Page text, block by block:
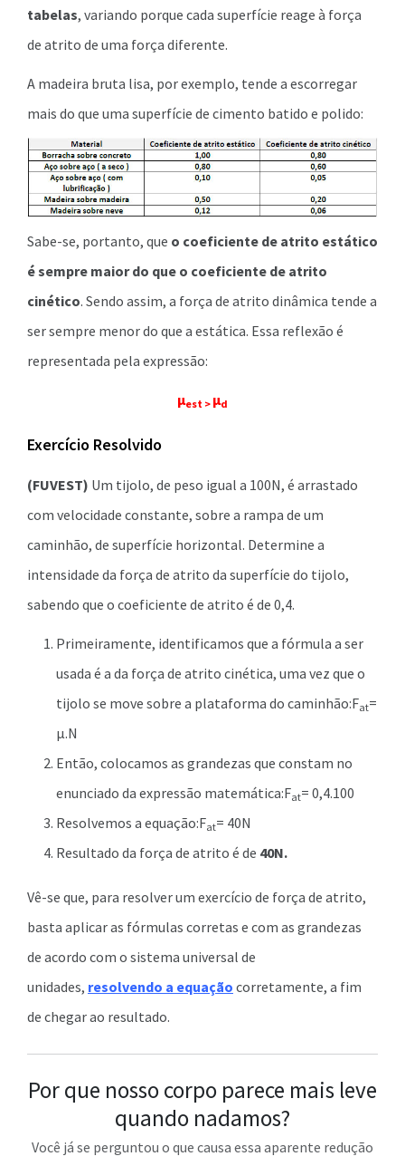
tabelas, variando porque cada superfície reage à força
de atrito de uma força diferente.
A madeira bruta lisa, por exemplo, tende a escorregar
mais do que uma superfície de cimento batido e polido:
Sabe-se, portanto, que o coeficiente de atrito estático
é sempre maior do que o coeficiente de atrito
cinético. Sendo assim, a força de atrito dinâmica tende a
ser sempre menor do que a estática. Essa reflexão é
representada pela expressão:
μest > μd
Exercício Resolvido
(FUVEST) Um tijolo, de peso igual a 100N, é arrastado
com velocidade constante, sobre a rampa de um
caminhão, de superfície horizontal. Determine a
intensidade da força de atrito da superfície do tijolo,
sabendo que o coeficiente de atrito é de 0,4.
Primeiramente, identificamos que a fórmula a ser
usada é a da força de atrito cinética, uma vez que o
tijolo se move sobre a plataforma do caminhão:Fat=
µ.N
Então, colocamos as grandezas que constam no
enunciado da expressão matemática:Fat= 0,4.100
Resolvemos a equação:Fat= 40N
Resultado da força de atrito é de 40N.
Vê-se que, para resolver um exercício de força de atrito,
basta aplicar as fórmulas corretas e com as grandezas
de acordo com o sistema universal de
unidades, resolvendo a equação corretamente, a fim
de chegar ao resultado.
Por que nosso corpo parece mais leve
quando nadamos?
Você já se perguntou o que causa essa aparente redução